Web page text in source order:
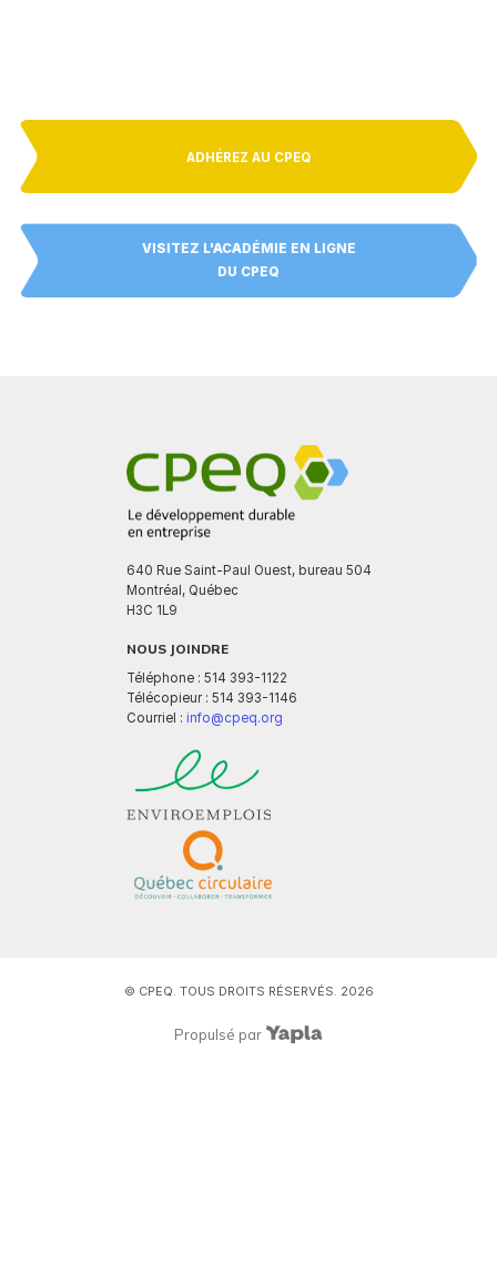
ADHÉREZ AU CPEQ
VISITEZ L'ACADÉMIE EN LIGNE
DU CPEQ
640 Rue Saint-Paul Ouest, bureau 504
Montréal, Québec
H3C 1L9
NOUS JOINDRE
Téléphone : 514 393-1122
Télécopieur : 514 393-1146
Courriel : info@cpeq.org
© CPEQ. TOUS DROITS RÉSERVÉS. 2026
Propulsé par